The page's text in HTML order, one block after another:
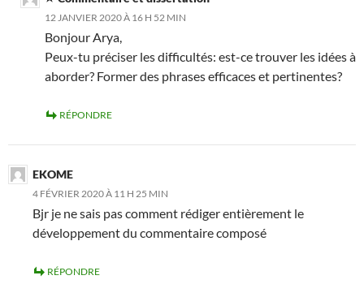
12 JANVIER 2020 À 16 H 52 MIN
Bonjour Arya,
Peux-tu préciser les difficultés: est-ce trouver les idées à
aborder? Former des phrases efficaces et pertinentes?
RÉPONDRE
EKOME
4 FÉVRIER 2020 À 11 H 25 MIN
Bjr je ne sais pas comment rédiger entièrement le
développement du commentaire composé
RÉPONDRE